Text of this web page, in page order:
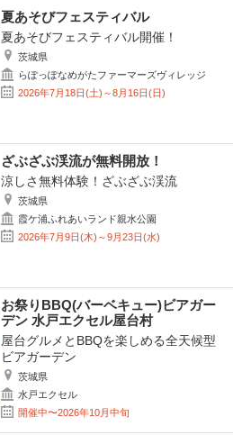
夏あそびフェスティバル
夏あそびフェスティバル開催！
茨城県
らぽっぽなめがたファーマーズヴィレッジ
2026年7月18日(土)～8月16日(日)
ざぶざぶ渓流が無料開放！
涼しさ無料体験！ざぶざぶ渓流
茨城県
霞ケ浦ふれあいランド親水公園
2026年7月9日(木)～9月23日(水)
お祭りBBQ(バーベキュー)ビアガー
デン 水戸エクセル屋台村
屋台グルメとBBQを楽しめる全天候型
ビアガーデン
茨城県
水戸エクセル
開催中〜2026年10月中旬